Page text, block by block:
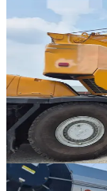
Kato · RT 크레인
KR-65H
2006년식 · 65톤
가격 문의
7
판매중